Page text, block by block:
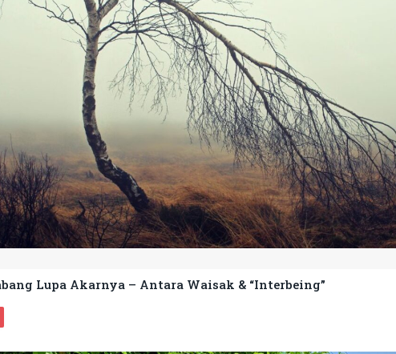
Lupa Akarnya – Antara Waisak & “Interbeing”